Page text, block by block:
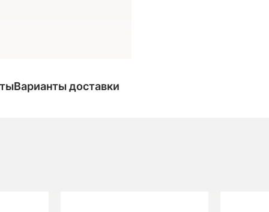
Варианты доставки